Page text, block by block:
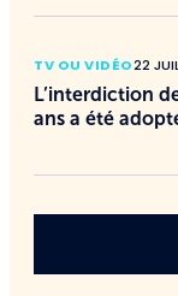
TV OU VIDÉO22
L’interdiction
ans a été